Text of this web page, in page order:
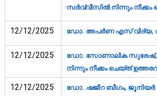
സര്‍വ്വീസില്‍ നിന്നും
12/12/2025 ഡോ. അപര്‍ണ എസ് വിദ്യ,
12/12/2025
ഡോ. സോണാലിക സുരേഷ്,
നിന്നും നീക്കം ചെയ്ത്
12/12/2025
ഡോ. ഷജീറ ബീഗം, ജൂനിയര്‍